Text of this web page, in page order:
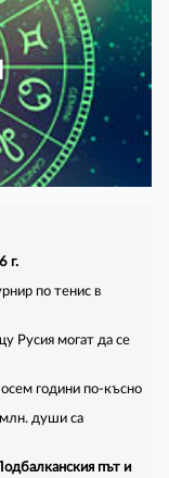
г.
по тенис в
Русия могат да се
години по-късно
души са
път и